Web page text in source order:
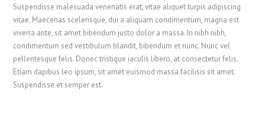
Suspendisse malesuada venenatis erat, vitae aliquet turpis adipiscing
vitae. Maecenas scelerisque, dui a aliquam condimentum, magna est
viverra ante, sit amet bibendum justo dolor a massa. In nibh nibh,
condimentum sed vestibulum blandit, bibendum et nunc. Nunc vel
pellentesque felis. Donec tristique iaculis libero, at consectetur felis.
Etiam dapibus leo ipsum, sit amet euismod massa facilisis sit amet.
Suspendisse et semper est.